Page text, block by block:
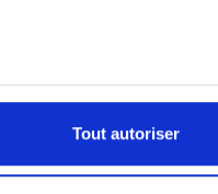
Tout autoriser
NOUS